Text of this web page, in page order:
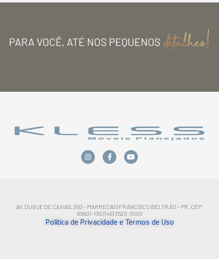
AV. DUQUE DE CAXIAS, 360 - MARRECAS | FRANCISCO BELTRÃO - PR, CEP:
85601-190 | (46) 3520-3000
Política de Privacidade e Termos de Uso